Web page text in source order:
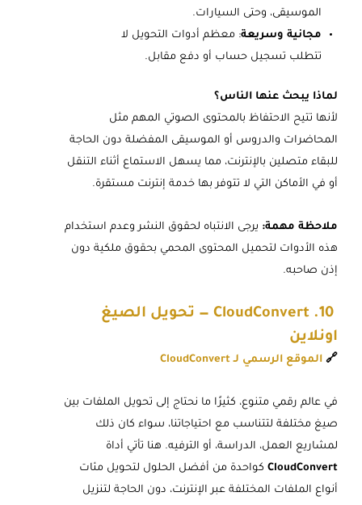
الموسيقى، وحتى السيارات.
مجانية وسريعة: معظم أدوات التحويل لا
تتطلب تسجيل حساب أو دفع مقابل.
لماذا يبحث عنها الناس؟
لأنها تتيح الاحتفاظ بالمحتوى الصوتي المهم مثل
المحاضرات والدروس أو الموسيقى المفضلة دون الحاجة
للبقاء متصلين بالإنترنت، مما يسهل الاستماع أثناء التنقل
أو في الأماكن التي لا تتوفر بها خدمة إنترنت مستقرة.
ملاحظة مهمة: يرجى الانتباه لحقوق النشر وعدم استخدام
هذه الأدوات لتحميل المحتوى المحمي بحقوق ملكية دون
إذن صاحبه.
10. CloudConvert — تحويل الصيغ
اونلاين
🔗 الموقع الرسمي لـ CloudConvert
في عالم رقمي متنوع، كثيرًا ما نحتاج إلى تحويل الملفات بين
صيغ مختلفة لتتناسب مع احتياجاتنا، سواء كان ذلك
لمشاريع العمل، الدراسة، أو الترفيه. هنا تأتي أداة
CloudConvert كواحدة من أفضل الحلول لتحويل مئات
أنواع الملفات المختلفة عبر الإنترنت، دون الحاجة لتنزيل